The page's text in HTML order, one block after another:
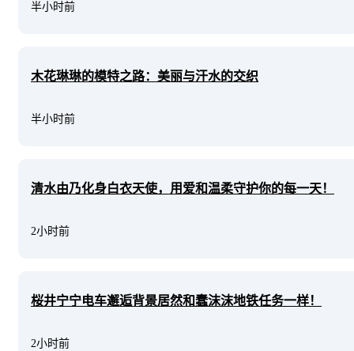
半小时前
木花琳琳的模特之路：美丽与汗水的交织
半小时前
清水由乃化身白衣天使，用爱和温柔守护你的每一天！
2小时前
桜井宁宁电车邂逅背景居然和蠢沫沫地铁任务一样！
2小时前